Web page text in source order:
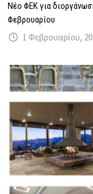
Νέο ΦΕΚ για
Φεβρουαρίου
1 Φεβρουαρίου,